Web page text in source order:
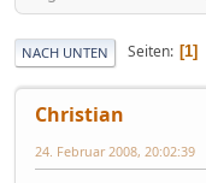
NACH UNTEN Seiten 1
Christian
24. Februar 2008, 20:02:39